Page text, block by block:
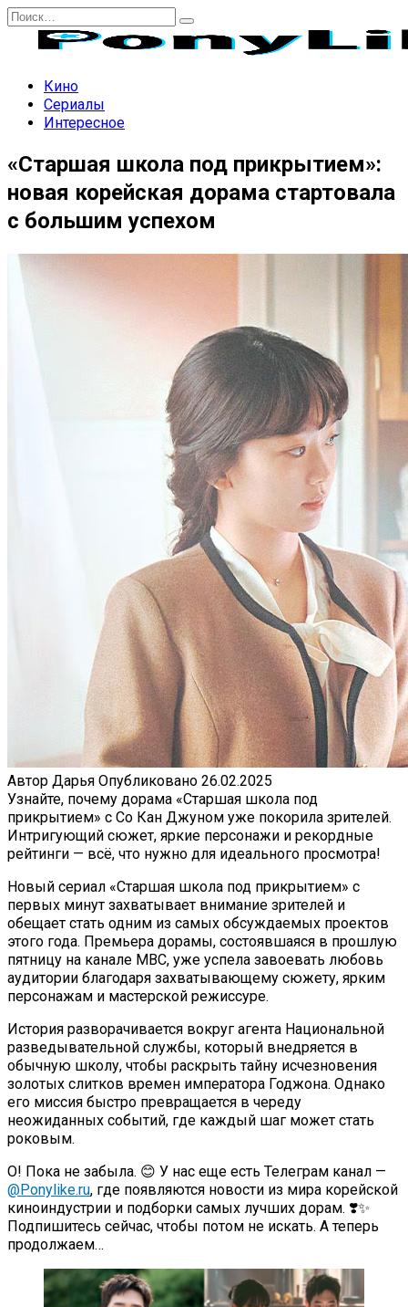
Перейти
содержанию
Search
Кино
Сериалы
Интересное
«Старшая школа под прикрытием»:
новая корейская дорама стартовала
с большим успехом
Автор Дарья Опубликовано 26.02.2025
Узнайте, почему дорама «Старшая школа под
прикрытием» с Со Кан Джуном уже покорила зрителей.
Интригующий сюжет, яркие персонажи и рекордные
рейтинги — всё, что нужно для идеального просмотра!
Новый сериал «Старшая школа под прикрытием» с
первых минут захватывает внимание зрителей и
обещает стать одним из самых обсуждаемых проектов
этого года. Премьера дорамы, состоявшаяся в прошлую
пятницу на канале MBC, уже успела завоевать любовь
аудитории благодаря захватывающему сюжету, ярким
персонажам и мастерской режиссуре.
История разворачивается вокруг агента Национальной
разведывательной службы, который внедряется в
обычную школу, чтобы раскрыть тайну исчезновения
золотых слитков времен императора Годжона. Однако
его миссия быстро превращается в череду
неожиданных событий, где каждый шаг может стать
роковым.
О! Пока не забыла. 😊 У нас еще есть Телеграм канал —
@Ponylike.ru, где появляются новости из мира корейской
киноиндустрии и подборки самых лучших дорам. ❣️✨
Подпишитесь сейчас, чтобы потом не искать. А теперь
продолжаем…